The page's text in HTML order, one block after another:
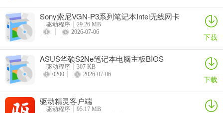
Sony索尼VGN-P3系列笔记本Intel无线网卡
驱动
驱动程序
29.26 MB
2026-07-06
下载
ASUS华硕S2Ne笔记本电脑主板BIOS
驱动程序
307 KB
0200
2026-07-06 下载
驱动精灵客户端
驱动程序
95.17 MB